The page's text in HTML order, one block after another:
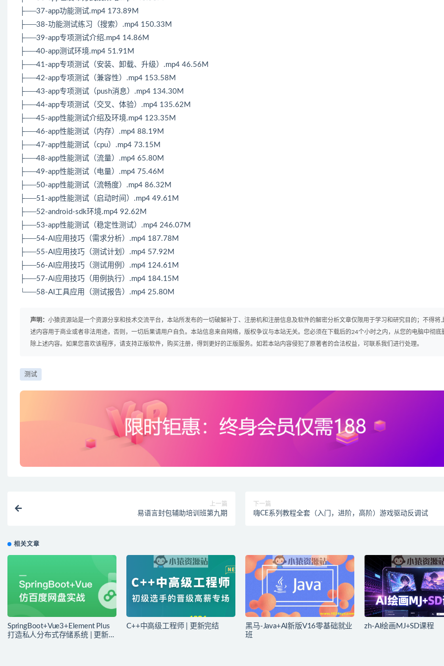
├──37-app功能测试.mp4 173.89M
├──38-功能测试练习（搜索）.mp4 150.33M
├──39-app专项测试介绍.mp4 14.86M
├──40-app测试环境.mp4 51.91M
├──41-app专项测试（安装、卸载、升级）.mp4 46.56M
├──42-app专项测试（兼容性）.mp4 153.58M
├──43-app专项测试（push消息）.mp4 134.30M
├──44-app专项测试（交叉、体验）.mp4 135.62M
├──45-app性能测试介绍及环境.mp4 123.35M
├──46-app性能测试（内存）.mp4 88.19M
├──47-app性能测试（cpu）.mp4 73.15M
├──48-app性能测试（流量）.mp4 65.80M
├──49-app性能测试（电量）.mp4 75.46M
├──50-app性能测试（流畅度）.mp4 86.32M
├──51-app性能测试（启动时间）.mp4 49.61M
├──52-android-sdk环境.mp4 92.62M
├──53-app性能测试（稳定性测试）.mp4 246.07M
├──54-AI应用技巧（需求分析）.mp4 187.78M
├──55-AI应用技巧（测试计划）.mp4 57.92M
├──56-AI应用技巧（测试用例）.mp4 124.61M
├──57-Ai应用技巧（用例执行）.mp4 184.15M
└──58-AI工具应用（测试报告）.mp4 25.80M
声明： 小猿资源站是一个资源分享和技术交流平台，本站所发布的一切破解补丁、注册机和注册信息及软件的解密分析文章仅限用于学习和研究目的；不得将
述内容用于商业或者非法用途，否则，一切后果请用户自负。本站信息来自网络，版权争议与本站无关。您必须在下载后的24个小时之内，从您的电脑中彻底
除上述内容。如果您喜欢该程序，请支持正版软件，购买注册，得到更好的正版服务。如若本站内容侵犯了原著者的合法权益，可联系我们进行处理。
测试
上一篇
易语言封包辅助培训班第九期
下一篇
嗨CE系列教程全套（入门，进阶，高阶）游戏驱动反调试
相关文章
SpringBoot+Vue3+Element Plus
打造私人分布式存储系统 | 更新完
C++中高级工程师 | 更新完结
黑马-Java+AI新版V16零基础就业
班
zh-AI绘画MJ+SD课程